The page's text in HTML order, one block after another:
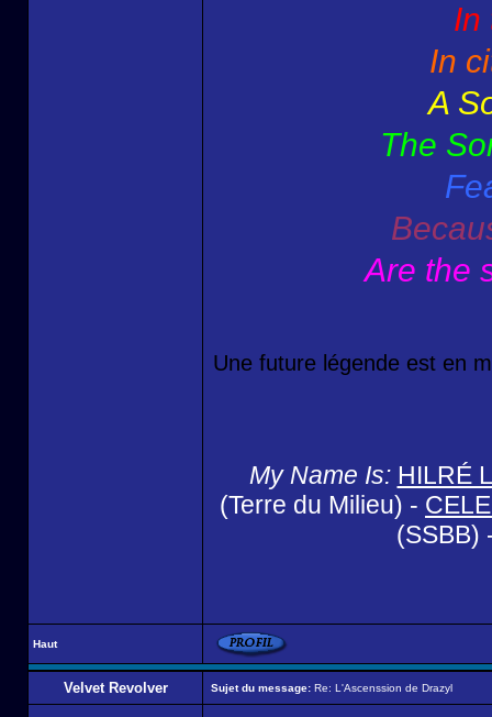
In
In
A
The
Are the
Une future légende est en
My Name Is: HILRÉ
(Terre du Milieu) -
(SSBB)
Haut
Velvet Revolver Sujet du message: Re: L'Ascenssion de Drazyl